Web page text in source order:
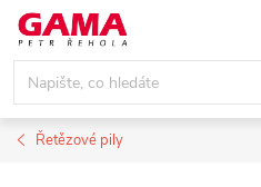
Přejít
obsah
Řetězové pily